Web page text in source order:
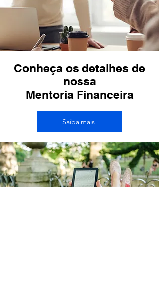
Conheça os detalhes de
nossa
Mentoria Financeira
Saiba mais